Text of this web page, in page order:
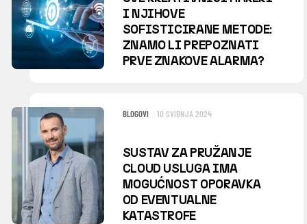
I NJIHOVE
SOFISTICIRANE METODE:
ZNAMO LI PREPOZNATI
PRVE ZNAKOVE ALARMA?
BLOGOVI 10 SVIBNJA 2024
SUSTAV ZA PRUŽANJE
CLOUD USLUGA IMA
MOGUĆNOST OPORAVKA
OD EVENTUALNE
KATASTROFE